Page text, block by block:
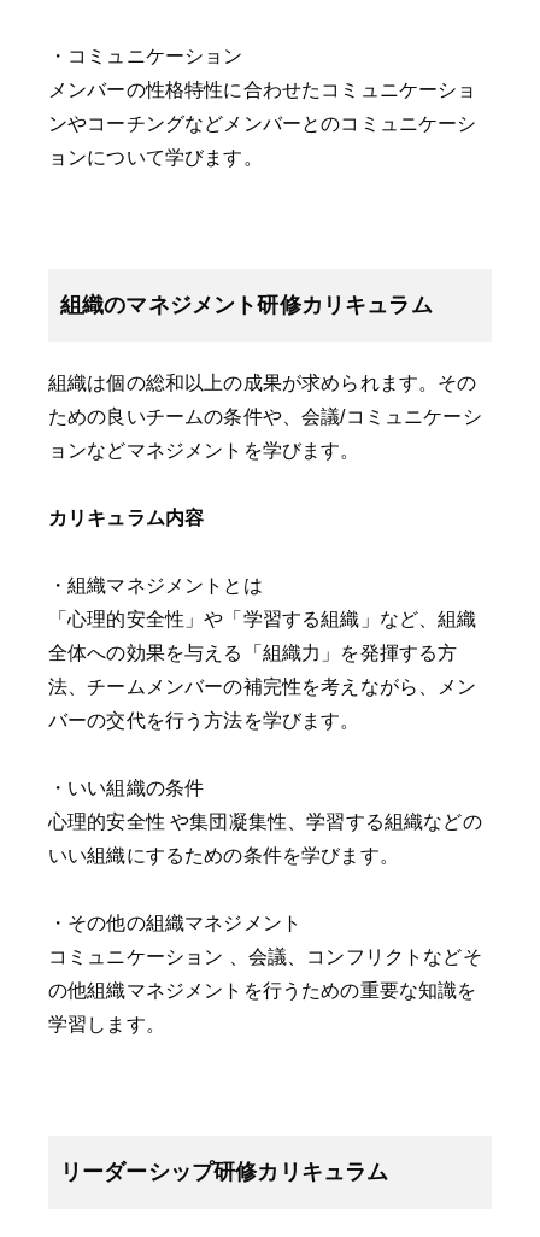
・コミュニケーション
メンバーの性格特性に合わせたコミュニケーショ
ンやコーチングなどメンバーとのコミュニケーシ
ョンについて学びます。
組織のマネジメント研修カリキュラム
組織は個の総和以上の成果が求められます。その
ための良いチームの条件や、会議/コミュニケーシ
ョンなどマネジメントを学びます。
カリキュラム内容
・組織マネジメントとは
「心理的安全性」や「学習する組織」など、組織
全体への効果を与える「組織力」を発揮する方
法、チームメンバーの補完性を考えながら、メン
バーの交代を行う方法を学びます。
・いい組織の条件
心理的安全性 や集団凝集性、学習する組織などの
いい組織にするための条件を学びます。
・その他の組織マネジメント
コミュニケーション 、会議、コンフリクトなどそ
の他組織マネジメントを行うための重要な知識を
学習します。
リーダーシップ研修カリキュラム